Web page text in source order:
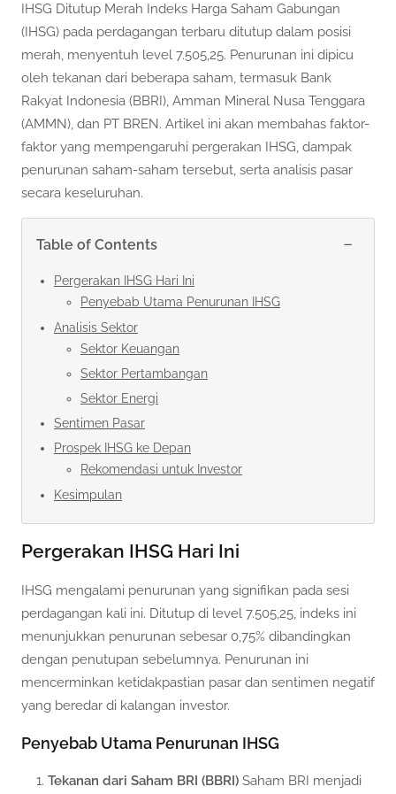
IHSG Ditutup Merah Indeks Harga Saham Gabungan
(IHSG) pada perdagangan terbaru ditutup dalam posisi
merah, menyentuh level 7.505,25. Penurunan ini dipicu
oleh tekanan dari beberapa saham, termasuk Bank
Rakyat Indonesia (BBRI), Amman Mineral Nusa Tenggara
(AMMN), dan PT BREN. Artikel ini akan membahas faktor-
faktor yang mempengaruhi pergerakan IHSG, dampak
penurunan saham-saham tersebut, serta analisis pasar
secara keseluruhan.
Table of Contents −
Pergerakan IHSG Hari Ini
Penyebab Utama Penurunan IHSG
Analisis Sektor
Sektor Keuangan
Sektor Pertambangan
Sektor Energi
Sentimen Pasar
Prospek IHSG ke Depan
Rekomendasi untuk Investor
Kesimpulan
Pergerakan IHSG Hari Ini
IHSG mengalami penurunan yang signifikan pada sesi
perdagangan kali ini. Ditutup di level 7.505,25, indeks ini
menunjukkan penurunan sebesar 0,75% dibandingkan
dengan penutupan sebelumnya. Penurunan ini
mencerminkan ketidakpastian pasar dan sentimen negatif
yang beredar di kalangan investor.
Penyebab Utama Penurunan IHSG
Tekanan dari Saham BRI (BBRI) Saham BRI menjadi